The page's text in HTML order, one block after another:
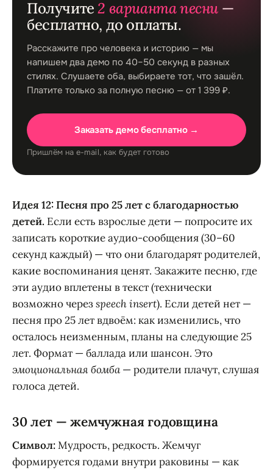
Получите2 варианта песни —
бесплатно, до оплаты.
Расскажите про человека и историю — мы
напишем два демо по 40–50 секунд в разных
стилях. Слушаете оба, выбираете тот, что зашёл.
Платите только за полную песню — от 1 399 ₽.
Заказать демо бесплатно →
Пришлём на e-mail, как будет готово
Идея 12: Песня про 25 лет с благодарностью
детей. Если есть взрослые дети — попросите их
записать короткие аудио-сообщения (30–60
секунд каждый) — что они благодарят родителей,
какие воспоминания ценят. Закажите песню, где
эти аудио вплетены в текст (технически
возможно черезspeech insert). Если детей нет —
песня про 25 лет вдвоём: как изменились, что
осталось неизменным, планы на следующие 25
лет. Формат — баллада или шансон. Это
эмоциональная бомба — родители плачут, слушая
голоса детей.
30 лет — жемчужная годовщина
Символ:Мудрость, редкость. Жемчуг
формируется годами внутри раковины — как